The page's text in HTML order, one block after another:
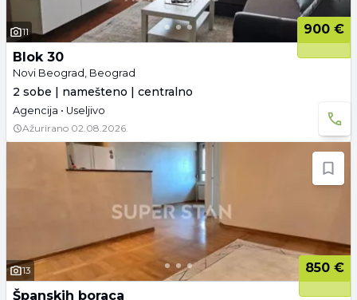
11
900 €
Blok 30
Novi Beograd, Beograd
2 sobe | namešteno | centralno
Agencija • Useljivo
Ažurirano 02.08.2026.
13
850 €
Španskih boraca